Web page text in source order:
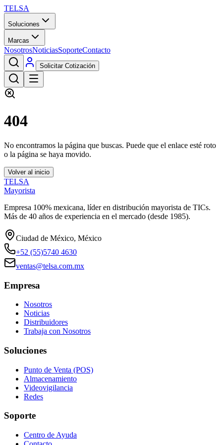
TELSA
Soluciones
Marcas
NosotrosNoticiasSoporteContacto
Solicitar Cotización
404
No encontramos la página que buscas. Puede que el enlace esté roto
o la página se haya movido.
Volver al inicio
TELSA
Mayorista
Empresa 100% mexicana, líder en distribución mayorista de TICs.
Más de 40 años de experiencia en el mercado (desde 1985).
Ciudad de México, México
+52 (55)5740 4630
ventas@telsa.com.mx
Empresa
Nosotros
Noticias
Distribuidores
Trabaja con Nosotros
Soluciones
Punto de Venta (POS)
Almacenamiento
Videovigilancia
Redes
Soporte
Centro de Ayuda